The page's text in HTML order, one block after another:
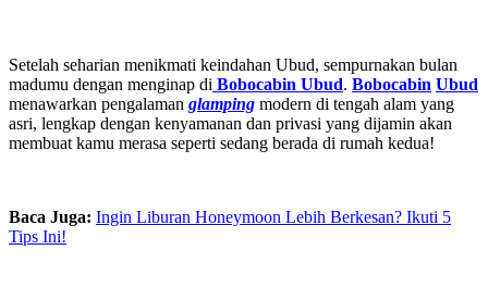
Setelah seharian menikmati keindahan Ubud, sempurnakan bulan
madumu dengan menginap di Bobocabin Ubud. Bobocabin Ubud
menawarkan pengalaman glamping modern di tengah alam yang
asri, lengkap dengan kenyamanan dan privasi yang dijamin akan
membuat kamu merasa seperti sedang berada di rumah kedua!
Baca Juga: Ingin Liburan Honeymoon Lebih Berkesan? Ikuti 5
Tips Ini!